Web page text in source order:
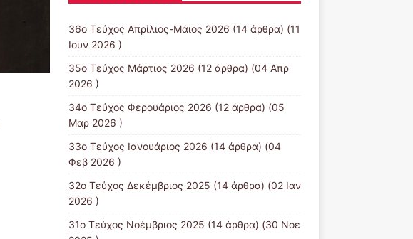
36ο Τεύχος Απρίλιος-Μάιος 2026 (14 άρθρα) (11
Ιουν 2026 )
35ο Τεύχος Μάρτιος 2026 (12 άρθρα) (04 Απρ
2026 )
34ο Τεύχος Φερουάριος 2026 (12 άρθρα) (05
Μαρ 2026 )
33ο Τεύχος Ιανουάριος 2026 (14 άρθρα) (04
Φεβ 2026 )
32ο Τεύχος Δεκέμβριος 2025 (14 άρθρα) (02 Ιαν
2026 )
31ο Τεύχος Νοέμβριος 2025 (14 άρθρα) (30 Νοε